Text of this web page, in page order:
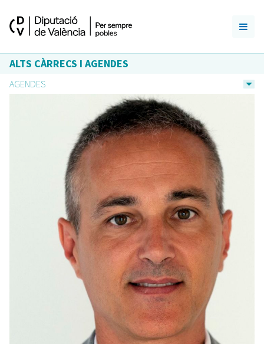
ALTS CÀRRECS I AGENDES
AGENDES